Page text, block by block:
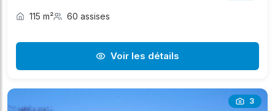
115 m² 60 assises
Voir les détails
3